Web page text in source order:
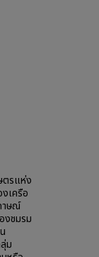
ตรแห่ง
เครือ
าษณ์
งชมรม
ม